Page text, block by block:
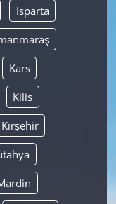
Isparta
Kars
Kilis
Kırşehir